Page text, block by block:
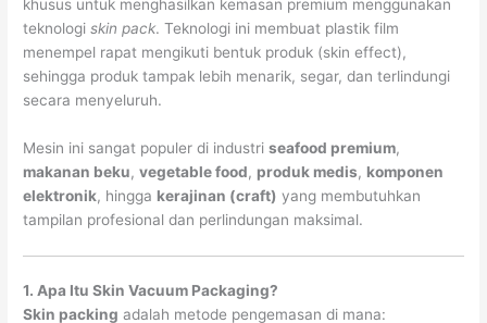
khusus untuk menghasilkan kemasan premium menggunakan
teknologiskin pack. Teknologi ini membuat plastik film
menempel rapat mengikuti bentuk produk (skin effect),
sehingga produk tampak lebih menarik, segar, dan terlindungi
secara menyeluruh.
Mesin ini sangat populer di industriseafood premium,
makanan beku,vegetable food, produk medis, komponen
elektronik, hingga kerajinan (craft) yang membutuhkan
tampilan profesional dan perlindungan maksimal.
1. Apa Itu Skin Vacuum Packaging?
Skin packing adalah metode pengemasan di mana: